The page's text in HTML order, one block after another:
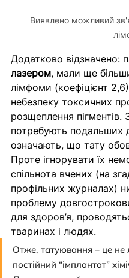
Виявлено можливий
Додатково відзначено:
лазером, мали ще
лімфоми (коефіцієнт 2,6)
небезпеку токсичних
розщеплення пігментів.
потребують подальших
означають, що тату
Проте ігнорувати їх
спільнота вчених (на
профільних журналах)
проблему
для здоров’я,
тваринах і людях.
Отже, татуювання – це
постійний “імплантат”